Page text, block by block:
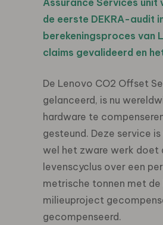
Assurance Services
de eerste DEKRA-audit
berekeningsproces van
claims gevalideerd en
De Lenovo CO2 Offset
gelanceerd, is nu
hardware te
gesteund. Deze service
wel het zware werk doet
levenscyclus over een
metrische tonnen met
milieuproject
gecompenseerd.